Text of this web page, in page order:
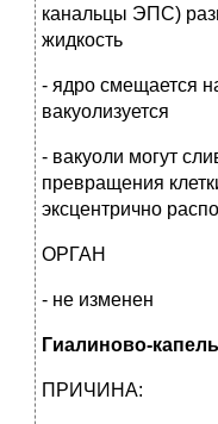
канальцы ЭПС)
жидкость
- ядро смещается
вакуолизуется
- вакуоли могут
превращения
эксцентрично
ОРГАН
- не изменен
Гиалиново-
ПРИЧИНА: